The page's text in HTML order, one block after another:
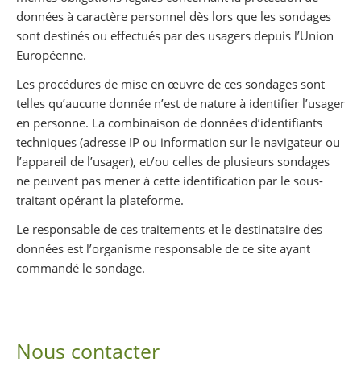
données à caractère personnel dès lors que les sondages
sont destinés ou effectués par des usagers depuis l’Union
Européenne.
Les procédures de mise en œuvre de ces sondages sont
telles qu’aucune donnée n’est de nature à identifier l’usager
en personne. La combinaison de données d’identifiants
techniques (adresse IP ou information sur le navigateur ou
l’appareil de l’usager), et/ou celles de plusieurs sondages
ne peuvent pas mener à cette identification par le sous-
traitant opérant la plateforme.
Le responsable de ces traitements et le destinataire des
données est l’organisme responsable de ce site ayant
commandé le sondage.
Nous contacter